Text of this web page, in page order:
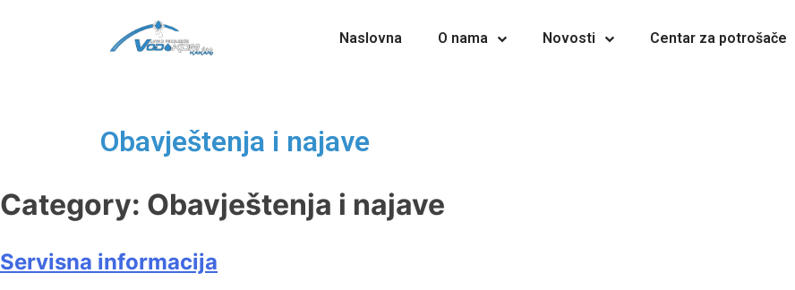
Naslovna O nama Novosti Centar za potrošače
Obavještenja i najave
Category: Obavještenja i najave
Servisna informacija